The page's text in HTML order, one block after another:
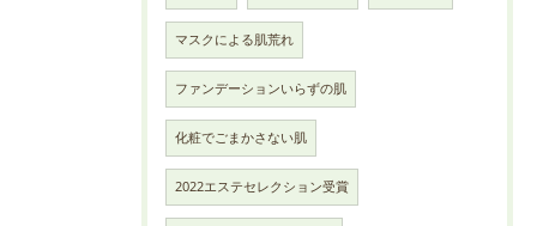
マスクによる肌荒れ
ファンデーションいらずの肌
化粧でごまかさない肌
2022エステセレクション受賞